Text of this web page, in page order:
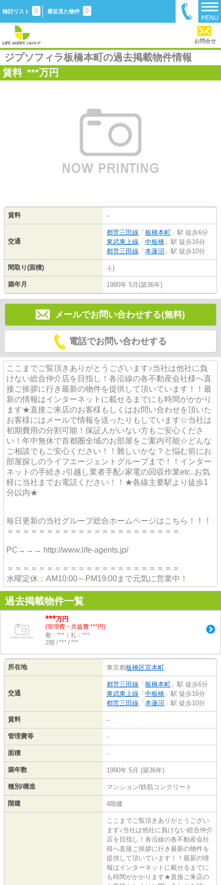
検討リスト 0 最近見た物件 0
お問合せ
ジプソフィラ板橋本町の過去掲載物件情報
賃料 ***万円
賃料 -
交通
都営三田線 「 板橋本町 」駅 徒歩6分
東武東上線 「 中板橋 」駅 徒歩16分
都営三田線 「 本蓮沼 」駅 徒歩10分
間取り(面積) -(-)
築年月 1990年 5月(築36年)
メールでお問い合わせする(無料)
電話でお問い合わせする
ここまでご覧頂きありがとうございます♪当社は他社に負
けない総合仲介店を目指し！各沿線の各不動産会社様へ直
接ご挨拶に行き最新の物件を提供して頂いています！！最
新の情報はインターネットに載せるまでにも時間がかかり
ます★直接ご来店のお客様もしくはお問い合わせを頂いた
お客様にはメールで情報を送ったりもしています☆当社は
初期費用の分割可能！保証人がいない方もご安心くださ
い！年中無休で首都圏全域のお部屋をご案内可能☆どんな
ご相談でもご安心ください！！難しいかな？と悩む前にお
部屋探しのライフエージェントグループまで！！インター
ネットの手続き♪引越し業者手配♪家電の回収作業etc..お気
軽に当社までお電話ください！！★各線主要駅より徒歩1
分以内★
毎日更新の当社グループ総合ホームページはこちら！！！
＝＝＝＝＝＝＝＝＝＝＝＝＝＝＝＝＝＝＝＝＝＝
PC→→→ http://www.life-agents.jp/
＝＝＝＝＝＝＝＝＝＝＝＝＝＝＝＝＝＝＝＝＝＝
水曜定休：AM10:00～PM19:00まで元気に営業中！
過去掲載物件一覧
***万円
(管理費・共益費 ***円)
敷：***｜礼：***
2階 / *** / ***
所在地 東京都板橋区宮本町
交通
都営三田線 「 板橋本町 」駅 徒歩6分
東武東上線 「 中板橋 」駅 徒歩16分
都営三田線 「 本蓮沼 」駅 徒歩10分
賃料 -
管理費等 -
面積 -
築年数 1990年 5月 (築36年)
種別/構造 マンション/鉄筋コンクリート
階建 4階建
ここまでご覧頂きありがとうござい
ます♪当社は他社に負けない総合仲介
店を目指し！各沿線の各不動産会社
様へ直接ご挨拶に行き最新の物件を
提供して頂いています！！最新の情
報はインターネットに載せるまでに
も時間がかかります★直接ご来店の